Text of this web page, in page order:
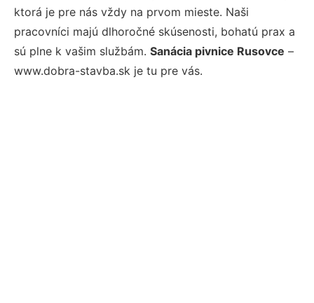
ktorá je pre nás vždy na prvom mieste. Naši
pracovníci majú dlhoročné skúsenosti, bohatú prax a
sú plne k vašim službám. Sanácia pivnice Rusovce –
www.dobra-stavba.sk je tu pre vás.